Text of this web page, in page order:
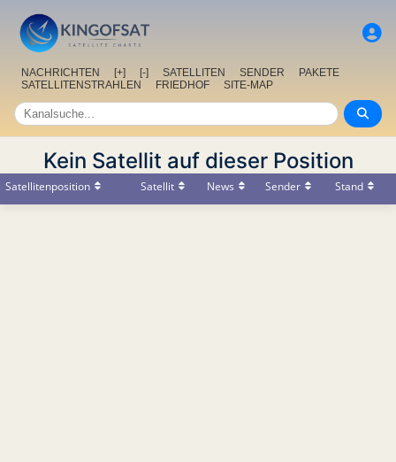
NACHRICHTEN [+] [-] SATELLITEN SENDER
PAKETE
SATELLITENSTRAHLEN
FRIEDHOF SITE-MAP
Kein Satellit auf dieser Position
Satellitenposition Satellit News Sender Stand